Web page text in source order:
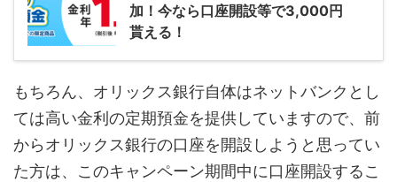
加！今なら口座開設等で3,000円
貰える！
もちろん、オリックス銀行自体はネットバンクとし
ては高い金利の定期預金を提供していますので、前
からオリックス銀行の口座を開設しようと思ってい
た方は、このキャンペーン期間中に口座開設するこ